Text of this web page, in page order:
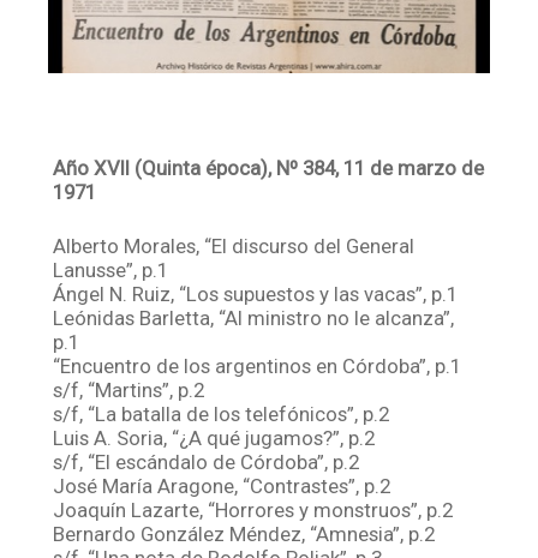
Año XVII (Quinta época), Nº 384, 11 de marzo de
1971
Alberto Morales, “El discurso del General
Lanusse”, p.1
Ángel N. Ruiz, “Los supuestos y las vacas”, p.1
Leónidas Barletta, “Al ministro no le alcanza”,
p.1
“Encuentro de los argentinos en Córdoba”, p.1
s/f, “Martins”, p.2
s/f, “La batalla de los telefónicos”, p.2
Luis A. Soria, “¿A qué jugamos?”, p.2
s/f, “El escándalo de Córdoba”, p.2
José María Aragone, “Contrastes”, p.2
Joaquín Lazarte, “Horrores y monstruos”, p.2
Bernardo González Méndez, “Amnesia”, p.2